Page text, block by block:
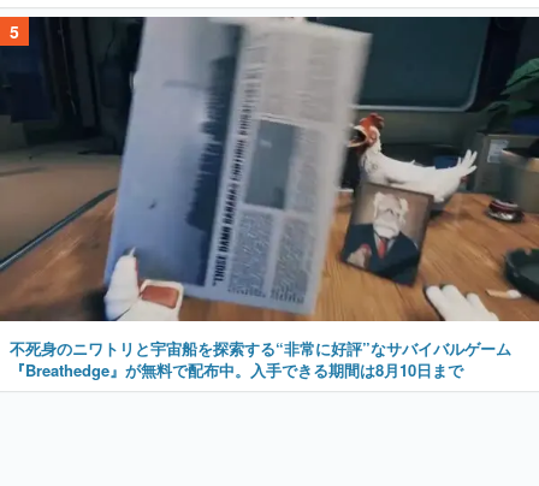
5
不死身のニワトリと宇宙船を探索する“非常に好評”なサバイバルゲーム
『Breathedge』が無料で配布中。入手できる期間は8月10日まで